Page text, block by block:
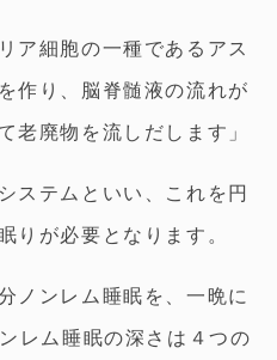
ア細胞の一種であるアス
作り、脳脊髄液の流れが
老廃物を流しだします」
ステムといい、これを円
りが必要となります。
ノンレム睡眠を、一晩に
レム睡眠の深さは４つの